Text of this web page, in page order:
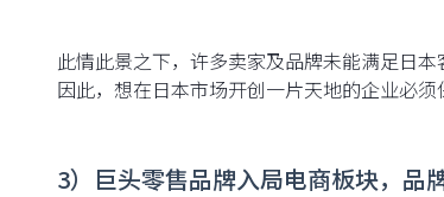
此情此景之下，许多卖家及品牌未能满足日
因此，想在日本市场开创一片天地的企业必
3）巨头零售品牌入局电商板块，品